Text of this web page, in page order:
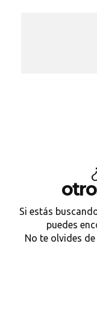
Si estás
puedes
No te olvides